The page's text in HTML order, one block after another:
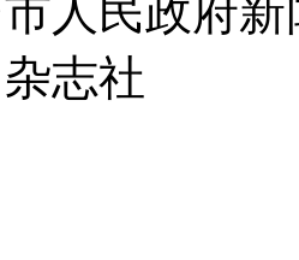
人民政府
志社